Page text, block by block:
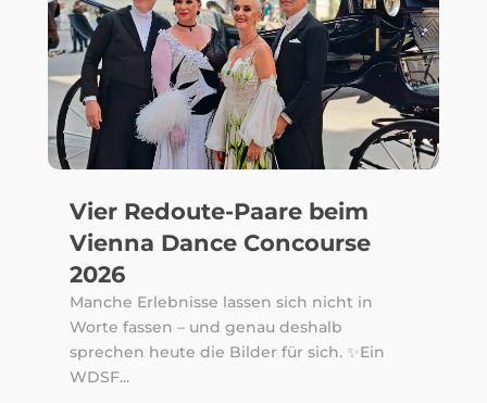
Vier Redoute-Paare beim
Vienna Dance Concourse
2026
Manche Erlebnisse lassen sich nicht in
Worte fassen – und genau deshalb
sprechen heute die Bilder für sich. ✨Ein
WDSF...